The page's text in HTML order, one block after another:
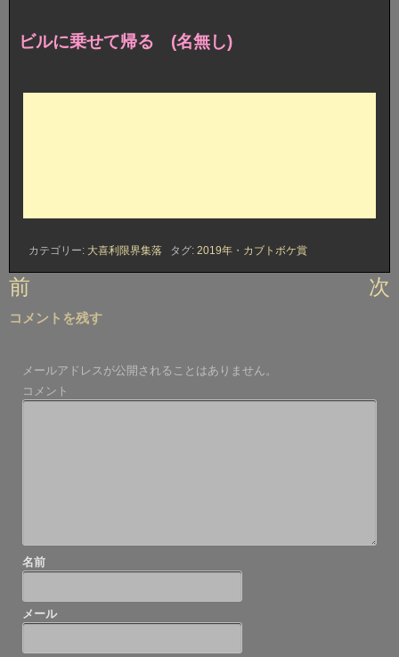
ビルに乗せて帰る (名無し)
カテゴリー: 大喜利限界集落 タグ: 2019年 ・ カブトボケ賞
投
ナ
ゲ
ー
前 次
コメントを残す
メールアドレスが公開されることはありません。
コメント
名前
メール